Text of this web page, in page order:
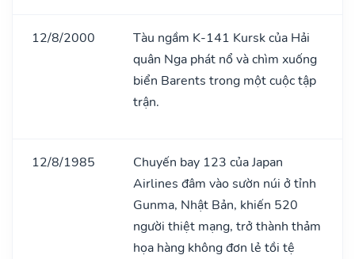
12/8/2000
Tàu ngầm K-141 Kursk của Hải
quân Nga phát nổ và chìm xuống
biển Barents trong một cuộc tập
trận.
12/8/1985
Chuyến bay 123 của Japan
Airlines đâm vào sườn núi ở tỉnh
Gunma, Nhật Bản, khiến 520
người thiệt mạng, trở thành thảm
họa hàng không đơn lẻ tồi tệ